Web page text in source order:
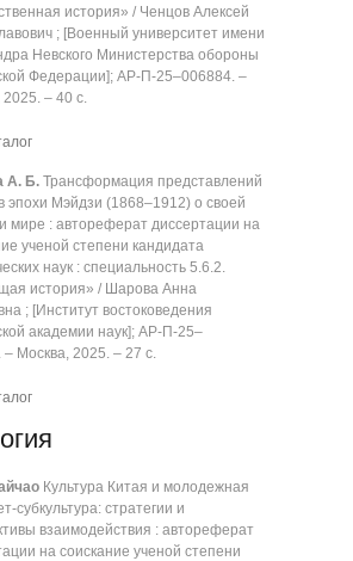
история» / Ченцов Алексей
; [Военный университет имени
Невского Министерства обороны
Федерации]; АР-П-25‒006884. ‒
2025. ‒ 40 с.
А. Б. Трансформация представлений
эпохи Мэйдзи (1868‒1912) о своей
мире : автореферат диссертации на
ученой степени кандидата
наук : специальность 5.6.2.
история» / Шарова Анна
; [Институт востоковедения
академии наук]; АР-П-25‒
‒ Москва, 2025. ‒ 27 с.
Культура Китая и молодежная
субкультура: стратегии и
взаимодействия : автореферат
на соискание ученой степени